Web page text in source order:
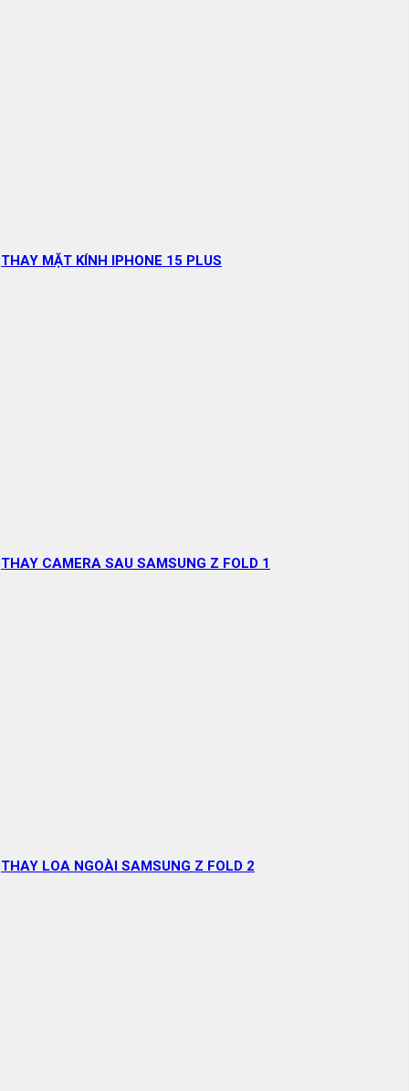
THAY MẶT KÍNH IPHONE 15 PLUS
THAY CAMERA SAU SAMSUNG Z FOLD 1
THAY LOA NGOÀI SAMSUNG Z FOLD 2